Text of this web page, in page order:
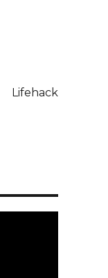
Lifehack